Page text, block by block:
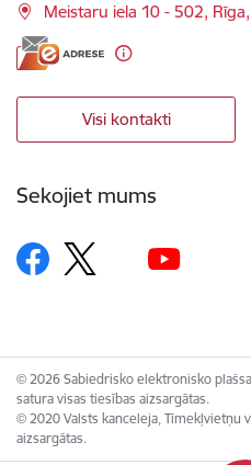
Meistaru iela 10 - 502,
Visi kontakti
Sekojiet mums
© 2026 Sabiedrisko elektronisko
satura visas tiesības aizsargātas.
© 2020 Valsts kanceleja, Tīmekļvietņu
aizsargātas.